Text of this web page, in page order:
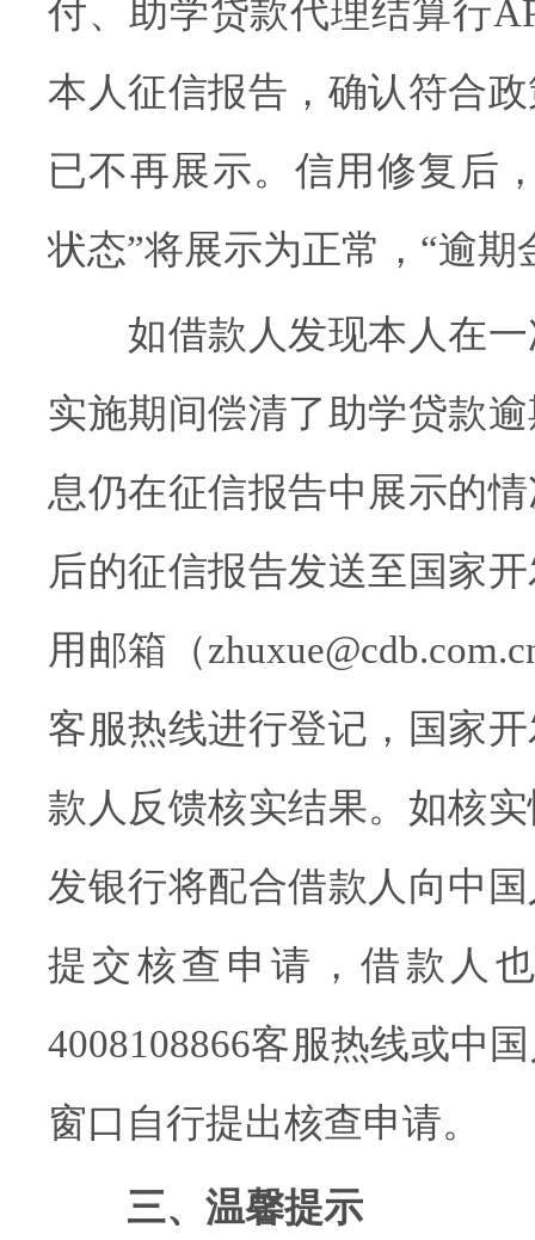
付、助学贷款代理结算行
本人征信报告，确认符合
已不再展示。信用修复后
状态”将展示为正常，“逾期
如借款人发现本人在一
实施期间偿清了助学贷款
息仍在征信报告中展示的
后的征信报告发送至国家
用邮箱（
客服热线进行登记，国家
款人反馈核实结果。如核
发银行将配合借款人向中
提交核查申请，借款人
4008108866客服热线或中
窗口自行提出核查申请。
三、温馨提示